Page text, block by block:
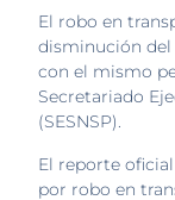
El robo en
disminución del
con el mismo
Secretariado
(SESNSP).
El reporte oficial
por robo en